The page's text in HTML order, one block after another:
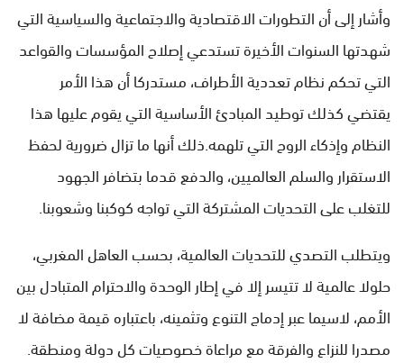
وأشار إلى أن التطورات الاقتصادية والاجتماعية والسياسية التي
شهدتها السنوات الأخيرة تستدعي إصلاح المؤسسات والقواعد
التي تحكم نظام تعددية الأطراف، مستدركا أن هذا الأمر
يقتضي كذلك توطيد المبادئ الأساسية التي يقوم عليها هذا
النظام وإذكاء الروح التي تلهمه.ذلك أنها ما تزال ضرورية لحفظ
الاستقرار والسلم العالميين، والدفع قدما بتضافر الجهود
للتغلب على التحديات المشتركة التي تواجه كوكبنا وشعوبنا.
ويتطلب التصدي للتحديات العالمية، بحسب العاهل المغربي،
حلولا عالمية لا تتيسر إلا في إطار الوحدة والاحترام المتبادل بين
الأمم، لاسيما عبر إدماج التنوع وتثمينه، باعتباره قيمة مضافة لا
مصدرا للنزاع والفرقة مع مراعاة خصوصيات كل دولة ومنطقة.